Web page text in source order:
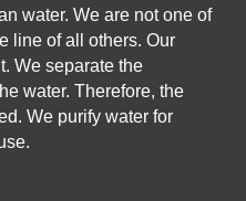
water. We are not one of
line of all others. Our
We separate the
water. Therefore, the
We purify water for